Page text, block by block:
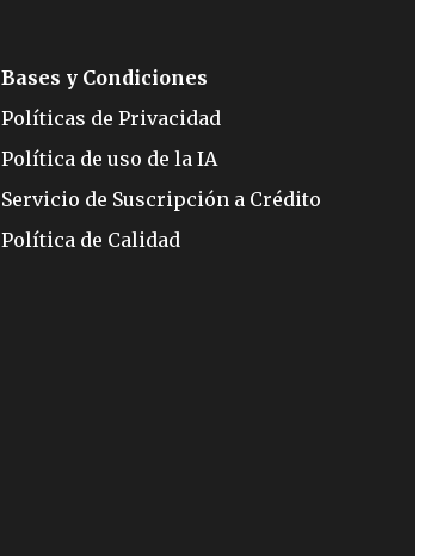
Bases y Condiciones
Políticas de Privacidad
Política de uso de la IA
Servicio de Suscripción a Crédito
Política de Calidad